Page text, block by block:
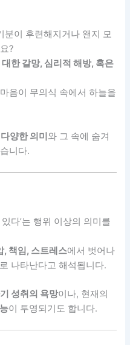
분이 후련해지거나 왠지 모
?
한 갈망, 심리적 해방, 혹은
음이 무의식 속에서 하늘을
양한 의미 와 그 속에 숨겨
니다.
다’는 행위 이상의 의미를
, 책임, 스트레스에서 벗어나
나타난다고 해석됩니다.
성취의 욕망이나, 현재의
이 투영되기도 합니다.